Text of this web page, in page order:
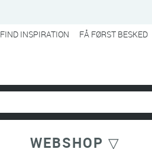
FIND INSPIRATION FÅ FØRST BESKED
WEBSHOP ▽